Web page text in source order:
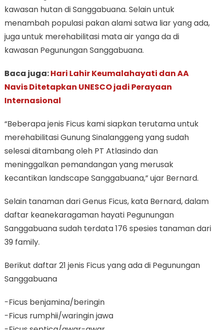
kawasan hutan di Sanggabuana. Selain untuk
menambah populasi pakan alami satwa liar yang ada,
juga untuk merehabilitasi mata air yanga da di
kawasan Pegunungan Sanggabuana.
Baca juga:Hari Lahir Keumalahayati dan AA
Navis Ditetapkan UNESCO jadi Perayaan
Internasional
“Beberapa jenis Ficus kami siapkan terutama untuk
merehabilitasi Gunung Sinalanggeng yang sudah
selesai ditambang oleh PT Atlasindo dan
meninggalkan pemandangan yang merusak
kecantikan landscape Sanggabuana,” ujar Bernard.
Selain tanaman dari Genus Ficus, kata Bernard, dalam
daftar keanekaragaman hayati Pegunungan
Sanggabuana sudah terdata 176 spesies tanaman dari
39 family.
Berikut daftar 21 jenis Ficus yang ada di Pegunungan
Sanggabuana
-Ficus benjamina/beringin
-Ficus rumphii/waringin jawa